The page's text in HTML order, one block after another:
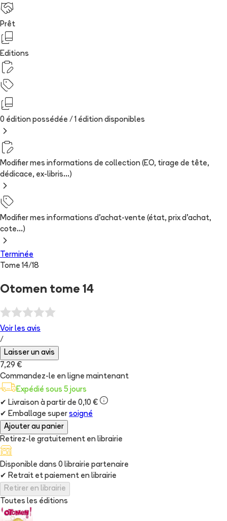
Prêt
Editions
0 édition possédée / 1 édition disponibles
Modifier mes informations de collection (EO, tirage de tête,
dédicace, ex-libris...)
Modifier mes informations d'achat-vente (état, prix d'achat,
cote...)
Terminée
Tome 14/18
Otomen tome 14
Voir les avis
/
Laisser un avis
7,29 €
Commandez-le en ligne maintenant
Expédié sous 5 jours
✔ Livraison à partir de 0,10 €
✔ Emballage super soigné
Ajouter au panier
Retirez-le gratuitement en librairie
Disponible dans 0 librairie partenaire
✔ Retrait et paiement en librairie
Retirer en librairie
Toutes les éditions